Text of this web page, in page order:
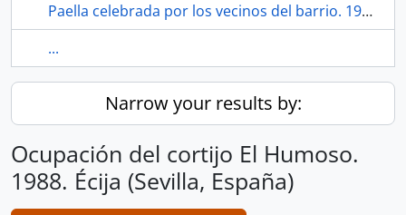
Paella celebrada por los vecinos del barrio. 1985-1989. Campo de fútbol de La Bachillera (Sevilla, España)
...
Narrow your results by:
Ocupación del cortijo El Humoso.
1988. Écija (Sevilla, España)